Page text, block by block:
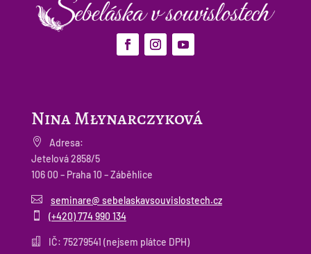
Nina Młynarczyková

Adresa:
Jetelová 2858/5
106 00 – Praha 10 – Záběhlice
 seminare@ sebelaskavsouvislostech.cz
 (+420) 774 990 134
 IČ: 75279541 (nejsem plátce DPH)